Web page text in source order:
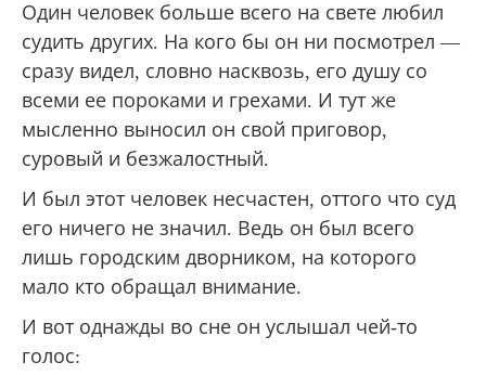
Один человек больше всего на свете любил
судить других. На кого бы он ни посмотрел —
сразу видел, словно насквозь, его душу со
всеми ее пороками и грехами. И тут же
мысленно выносил он свой приговор,
суровый и безжалостный.
И был этот человек несчастен, оттого что суд
его ничего не значил. Ведь он был всего
лишь городским дворником, на которого
мало кто обращал внимание.
И вот однажды во сне он услышал чей-то
голос: